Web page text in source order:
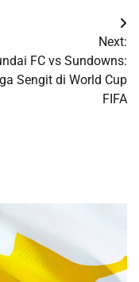
Next:
FC vs Sundowns:
Sengit di World Cup
FIFA